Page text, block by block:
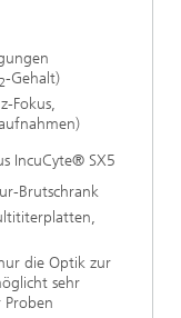
2-Gehalt)
Fokus,
IncuCyte® SX5
Brutschrank
die Optik zur
sehr
Proben